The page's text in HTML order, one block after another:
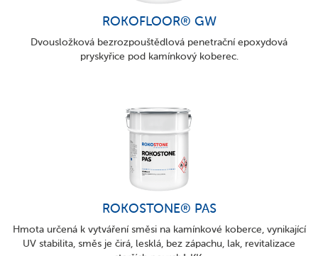
ROKOFLOOR® GW
Dvousložková bezrozpouštědlová penetrační epoxydová
pryskyřice pod kamínkový koberec.
ROKOSTONE® PAS
Hmota určená k vytváření směsi na kamínkové koberce, vynikající
UV stabilita, směs je čirá, lesklá, bez zápachu, lak, revitalizace